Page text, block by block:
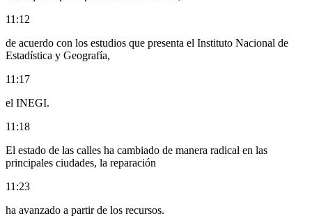
11:12
de acuerdo con los estudios que presenta el Instituto Nacional de
Estadística y Geografía,
11:17
el INEGI.
11:18
El estado de las calles ha cambiado de manera radical en las
principales ciudades, la reparación
11:23
ha avanzado a partir de los recursos.